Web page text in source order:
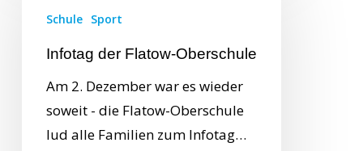
Schule Sport
Infotag der Flatow-Oberschule
Am 2. Dezember war es wieder
soweit - die Flatow-Oberschule
lud alle Familien zum Infotag…